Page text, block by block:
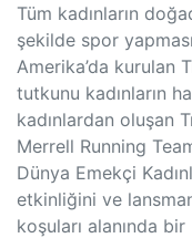
Tüm kadınların
şekilde spor
Amerika’da kurulan
tutkunu kadınların
kadınlardan oluşan
Merrell Running
Dünya Emekçi
etkinliğini ve
koşuları alanında